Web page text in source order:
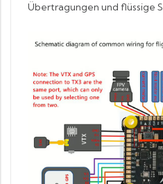
Übertragungen und flüssige